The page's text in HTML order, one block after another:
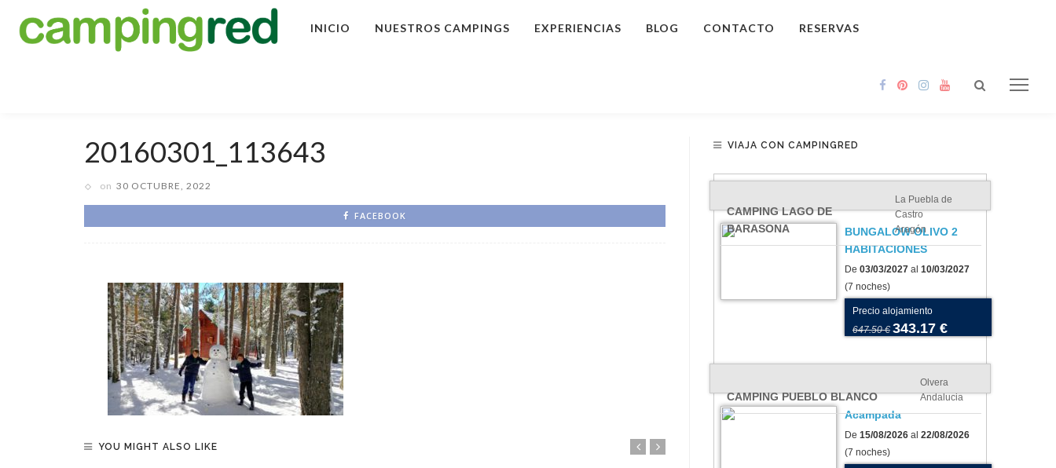
INICIO NUESTROS CAMPINGS EXPERIENCIAS BLOG CONTACTO RESERVAS
20160301_113643
on 30 OCTUBRE, 2022
FACEBOOK
YOU MIGHT ALSO LIKE
VIAJA CON CAMPINGRED
CAMPING LAGO DE
BARASONA
La Puebla de
Castro
Aragón
BUNGALOW OLIVO 2
HABITACIONES
De 03/03/2027 al 10/03/2027
(7 noches)
Precio alojamiento
647.50 € 343.17 €
CAMPING PUEBLO BLANCO
Olvera
Andalucia
Acampada
De 15/08/2026 al 22/08/2026
(7 noches)